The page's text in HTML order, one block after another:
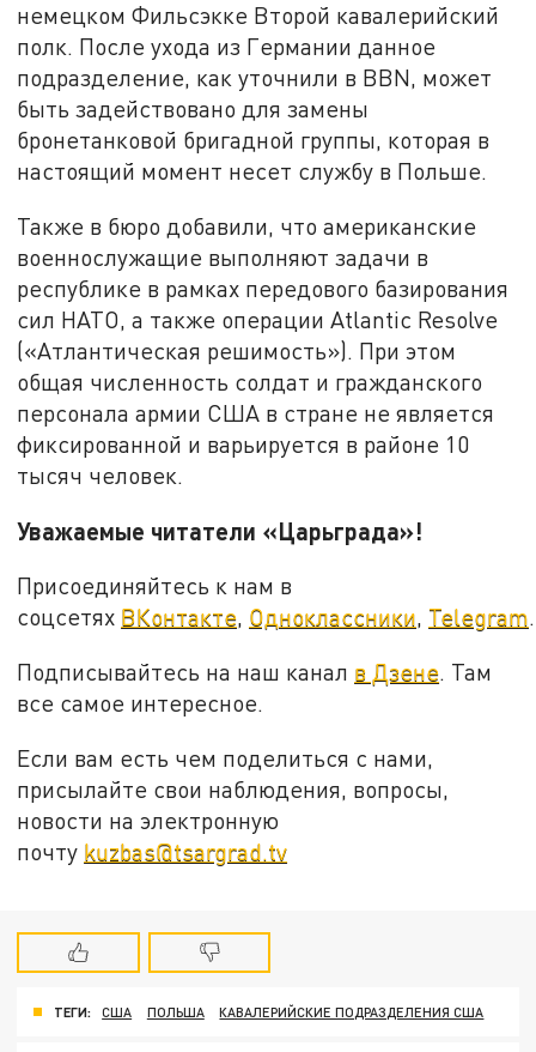
немецком Фильсэкке Второй кавалерийский
полк. После ухода из Германии данное
подразделение, как уточнили в BBN, может
быть задействовано для замены
бронетанковой бригадной группы, которая в
настоящий момент несет службу в Польше.
Также в бюро добавили, что американские
военнослужащие выполняют задачи в
республике в рамках передового базирования
сил НАТО, а также операции Atlantic Resolve
(«Атлантическая решимость»). При этом
общая численность солдат и гражданского
персонала армии США в стране не является
фиксированной и варьируется в районе 10
тысяч человек.
Уважаемые читатели «Царьграда»!
Присоединяйтесь к нам в
соцсетях ВКонтакте, Одноклассники, Telegram.
Подписывайтесь на наш канал в Дзене. Там
все самое интересное.
Если вам есть чем поделиться с нами,
присылайте свои наблюдения, вопросы,
новости на электронную
почту kuzbas@tsargrad.tv
ТЕГИ: США ПОЛЬША КАВАЛЕРИЙСКИЕ ПОДРАЗДЕЛЕНИЯ США